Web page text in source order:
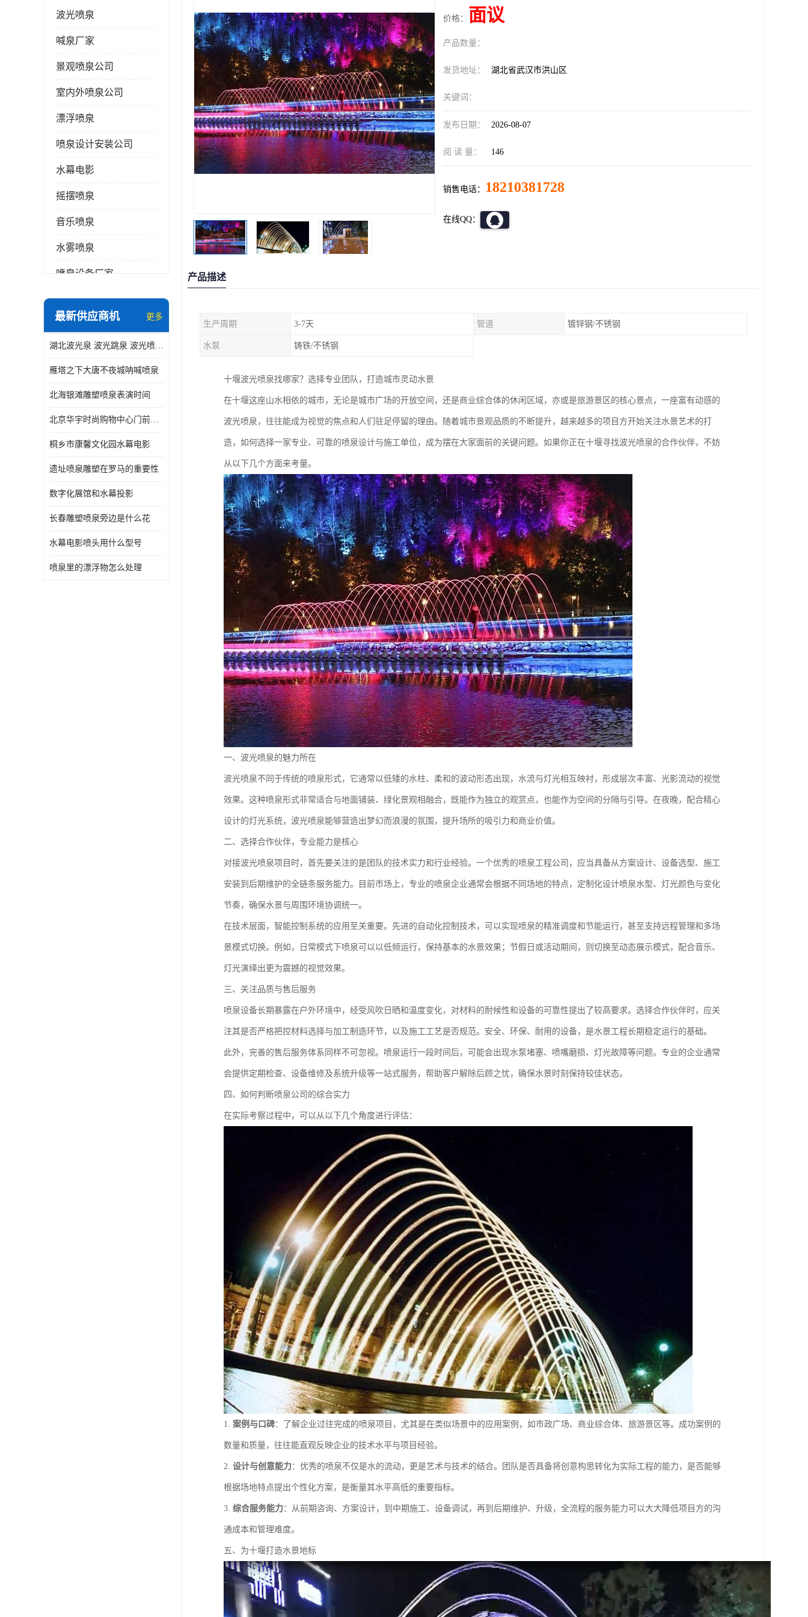
波光喷泉
喊泉厂家
景观喷泉公司
室内外喷泉公司
漂浮喷泉
喷泉设计安装公司
水幕电影
摇摆喷泉
音乐喷泉
水雾喷泉
喷泉设备厂家
数字水幕
珍珠泉
最新供应商机 更多
湖北波光泉 波光跳泉 波光喷泉设备厂家
雁塔之下大唐不夜城呐喊喷泉
北海银滩雕塑喷泉表演时间
北京华宇时尚购物中心门前喷泉 精度高
桐乡市康馨文化园水幕电影
遗址喷泉雕塑在罗马的重要性
数字化展馆和水幕投影
长春雕塑喷泉旁边是什么花
水幕电影喷头用什么型号
喷泉里的漂浮物怎么处理
价格： 面议
产品数量：
发货地址： 湖北省武汉市洪山区
关键词：
发布日期： 2026-08-07
阅 读 量： 146
销售电话： 18210381728
在线QQ：
产品描述
生产周期 3-7天 管道 镀锌钢/不锈钢
水泵 铸铁/不锈钢
十堰波光喷泉找哪家？选择专业团队，打造城市灵动水景
在十堰这座山水相依的城市，无论是城市广场的开放空间，还是商业综合体的休闲区域，亦或是旅游景区的核心景点，一座富有动感的
波光喷泉，往往能成为视觉的焦点和人们驻足停留的理由。随着城市景观品质的不断提升，越来越多的项目方开始关注水景艺术的打
造，如何选择一家专业、可靠的喷泉设计与施工单位，成为摆在大家面前的关键问题。如果你正在十堰寻找波光喷泉的合作伙伴，不妨
从以下几个方面来考量。
一、波光喷泉的魅力所在
波光喷泉不同于传统的喷泉形式，它通常以低矮的水柱、柔和的波动形态出现，水流与灯光相互映衬，形成层次丰富、光影流动的视觉
效果。这种喷泉形式非常适合与地面铺装、绿化景观相融合，既能作为独立的观赏点，也能作为空间的分隔与引导。在夜晚，配合精心
设计的灯光系统，波光喷泉能够营造出梦幻而浪漫的氛围，提升场所的吸引力和商业价值。
二、选择合作伙伴，专业能力是核心
对接波光喷泉项目时，首先要关注的是团队的技术实力和行业经验。一个优秀的喷泉工程公司，应当具备从方案设计、设备选型、施工
安装到后期维护的全链条服务能力。目前市场上，专业的喷泉企业通常会根据不同场地的特点，定制化设计喷泉水型、灯光颜色与变化
节奏，确保水景与周围环境协调统一。
在技术层面，智能控制系统的应用至关重要。先进的自动化控制技术，可以实现喷泉的精准调度和节能运行，甚至支持远程管理和多场
景模式切换。例如，日常模式下喷泉可以以低频运行，保持基本的水景效果；节假日或活动期间，则切换至动态展示模式，配合音乐、
灯光演绎出更为震撼的视觉效果。
三、关注品质与售后服务
喷泉设备长期暴露在户外环境中，经受风吹日晒和温度变化，对材料的耐候性和设备的可靠性提出了较高要求。选择合作伙伴时，应关
注其是否严格把控材料选择与加工制造环节，以及施工工艺是否规范。安全、环保、耐用的设备，是水景工程长期稳定运行的基础。
此外，完善的售后服务体系同样不可忽视。喷泉运行一段时间后，可能会出现水泵堵塞、喷嘴磨损、灯光故障等问题。专业的企业通常
会提供定期检查、设备维修及系统升级等一站式服务，帮助客户解除后顾之忧，确保水景时刻保持较佳状态。
四、如何判断喷泉公司的综合实力
在实际考察过程中，可以从以下几个角度进行评估：
1. 案例与口碑：了解企业过往完成的喷泉项目，尤其是在类似场景中的应用案例，如市政广场、商业综合体、旅游景区等。成功案例的
数量和质量，往往能直观反映企业的技术水平与项目经验。
2. 设计与创意能力：优秀的喷泉不仅是水的流动，更是艺术与技术的结合。团队是否具备将创意构思转化为实际工程的能力，是否能够
根据场地特点提出个性化方案，是衡量其水平高低的重要指标。
3. 综合服务能力：从前期咨询、方案设计，到中期施工、设备调试，再到后期维护、升级，全流程的服务能力可以大大降低项目方的沟
通成本和管理难度。
五、为十堰打造水景地标